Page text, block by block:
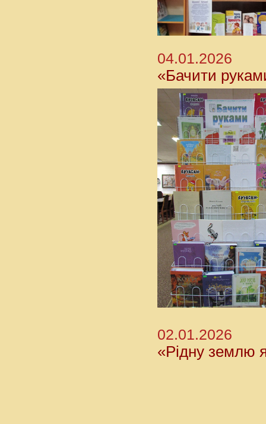
04.01.2026
«Бачити
02.01.2026
«Рідну землю